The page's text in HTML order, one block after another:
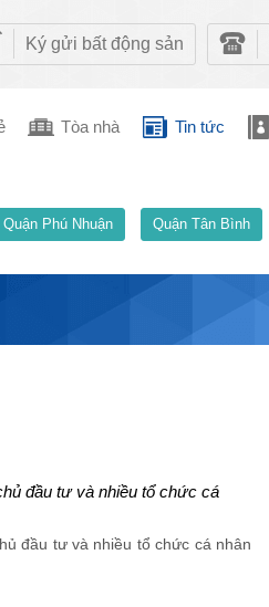
Ký gửi bất động sản
Tòa nhà Tin tức
Quận Phú Nhuận Quận Tân Bình
đầu tư và nhiều tổ chức cá
đầu tư và nhiều tổ chức cá nhân